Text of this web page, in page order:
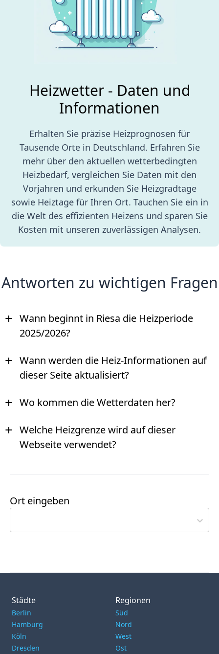
Heizwetter - Daten und
Informationen
Erhalten Sie präzise Heizprognosen für
Tausende Orte in Deutschland. Erfahren Sie
mehr über den aktuellen wetterbedingten
Heizbedarf, vergleichen Sie Daten mit den
Vorjahren und erkunden Sie Heizgradtage
sowie Heiztage für Ihren Ort. Tauchen Sie ein in
die Welt des effizienten Heizens und sparen Sie
Kosten mit unseren zuverlässigen Analysen.
Antworten zu wichtigen Fragen
+ Wann beginnt in Riesa die Heizperiode
2025/2026?
+ Wann werden die Heiz-Informationen auf
dieser Seite aktualisiert?
+ Wo kommen die Wetterdaten her?
+ Welche Heizgrenze wird auf dieser
Webseite verwendet?
Ort eingeben
Städte
Berlin
Hamburg
Köln
Dresden
Regionen
Süd
Nord
West
Ost